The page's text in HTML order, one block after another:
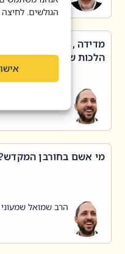
הגולשים.
מדידה , קניה , שטיפת
הלכות שבת – סימן שכג
מי אשם בחורבן
הרב שמואל שמעוני